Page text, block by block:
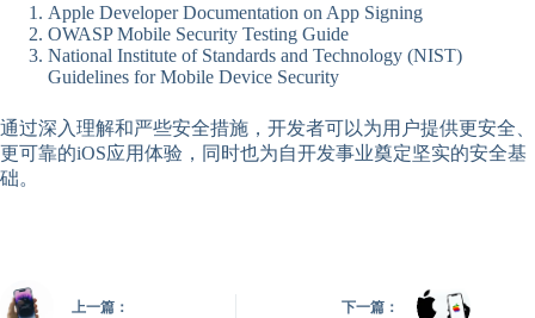
Apple Developer Documentation on App Signing
OWASP Mobile Security Testing Guide
National Institute of Standards and Technology (NIST)
Guidelines for Mobile Device Security
通过深入理解和严些安全措施，开发者可以为用户提供更安全、
更可靠的iOS应用体验，同时也为自开发事业奠定坚实的安全基
础。
上一篇： 下一篇：